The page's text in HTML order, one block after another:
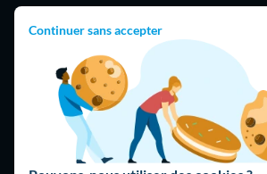
Continuer sans accepter Hello !
09 75 18 60 60
(8h-21h)
75018 Paris